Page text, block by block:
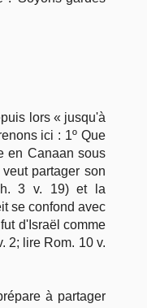
lors « jusqu'à
ici : 1º Que
en Canaan sous
partager son
3 v. 19) et la
se confond avec
d'Israël comme
2; lire Rom. 10 v.
à partager